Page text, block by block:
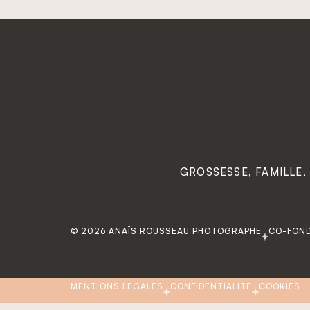
GROSSESSE,
© 2026 ANAÏS ROUSSEAU PHOTOGRAPHE CO-
MENTIONS LÉGALES CONFIDENTIALITÉ COOKIES